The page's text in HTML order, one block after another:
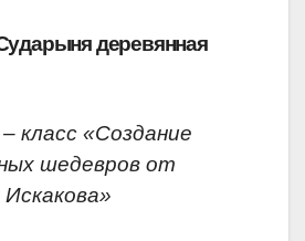
деревянная
класс «Создание
шедевров от